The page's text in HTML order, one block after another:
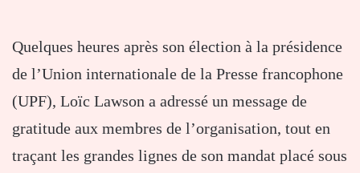
Quelques heures après son élection à la présidence
de l’Union internationale de la Presse francophone
(UPF), Loïc Lawson a adressé un message de
gratitude aux membres de l’organisation, tout en
traçant les grandes lignes de son mandat placé sous